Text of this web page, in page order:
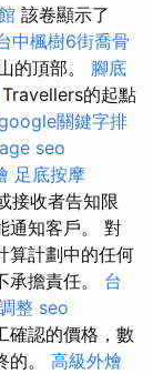
該卷顯示了
中楓樹6街喬骨
的頂部。 腳底
Travellers的起點
關鍵字排
seo
足底按摩
接收者告知限
通知客戶。 對
算計劃中的任何
承擔責任。 台
整 seo
確認的價格，數
的。 高級外燴